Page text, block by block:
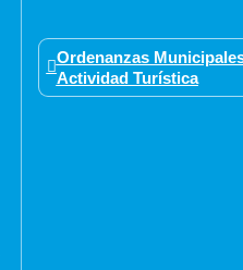
Ordenanzas
Actividad Turística